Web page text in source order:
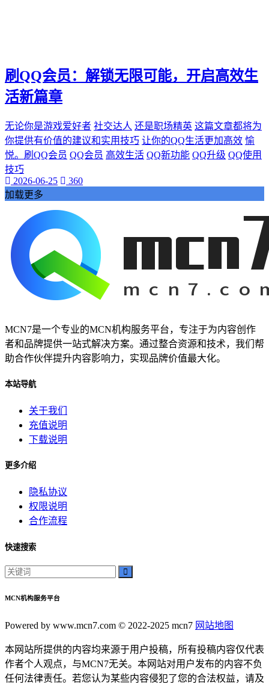
实际购买
热门短视频
电子邮件营销
推广工具
抖音热度爆发
揭示其背后的巨大潜力。
还为我们的学习和工作提供了前所未有的便利。本文将带您深
入探索视频网页的魅力
视频网页已经成为我们日常生活中不可或缺的一部分。它不仅
改变了我们的娱乐方式
数字内容part1:在当今的数字化时代
网络娱乐
视频网页
游戏物品
游戏高级资源
游戏代挂服务
提升游戏等级
让您的游戏生活更加轻松愉快。QQ代挂
本文将为您详细介绍QQ等级代挂的好处和选择优质代挂服务
启示感动
神秘美丽
远方故事
桃陌
网络销售
QQ客服
企业增长
生活窍门
时尚美妆
个人展示
创意达人
快手投流
红人成长历程
明星背后的故事
最新电影
刷QQ会员：解锁无限可能，开启高效生
活新篇章
无论你是游戏爱好者 社交达人 还是职场精英 这篇文章都将为
你提供有价值的建议和实用技巧 让你的QQ生活更加高效 愉
悦。刷QQ会员 QQ会员 高效生活 QQ新功能 QQ升级 QQ使用
技巧
2026-06-25
360
加载更多
MCN7是一个专业的MCN机构服务平台，专注于为内容创作
者和品牌提供一站式解决方案。通过整合资源和技术，我们帮
助合作伙伴提升内容影响力，实现品牌价值最大化。
本站导航
关于我们
充值说明
下载说明
更多介绍
隐私协议
权限说明
合作流程
快速搜索
MCN机构服务平台
Powered by www.mcn7.com © 2022-2025 mcn7 网站地图
本网站所提供的内容均来源于用户投稿，所有投稿内容仅代表
作者个人观点，与MCN7无关。本网站对用户发布的内容不负
任何法律责任。若您认为某些内容侵犯了您的合法权益，请及